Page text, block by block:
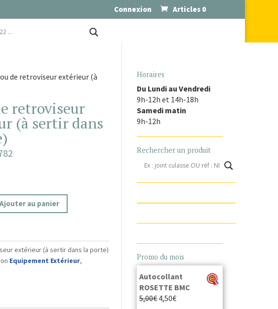
Connexion Articles 0
de retroviseur extérieur (à
retroviseur
(à sertir dans
Ajouter au panier
extérieur (à sertir dans la porte)
Equipement Extérieur,
Horaires
Du Lundi au Vendredi
9h-12h et 14h-18h
Samedi matin
9h-12h
Rechercher un produit
Promo du mois
Autocollant
ROSETTE BMC
5,00€4,50€